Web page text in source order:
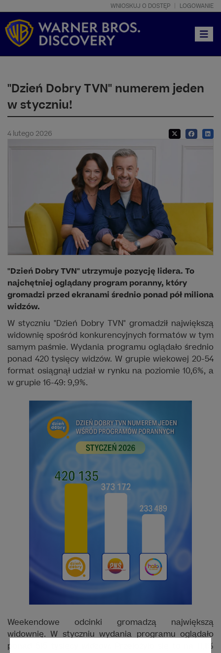
WNIOSKUJ O DOSTĘP LOGOWANIE
"Dzień Dobry TVN" numerem jeden
w styczniu!
4 lutego 2026
"Dzień Dobry TVN" utrzymuje pozycję lidera. To
najchętniej oglądany program poranny, który
gromadzi przed ekranami średnio ponad pół miliona
widzów.
W styczniu "Dzień Dobry TVN" gromadził największą
widownię spośród konkurencyjnych formatów w tym
samym paśmie. Wydania programu oglądało średnio
ponad 420 tysięcy widzów. W grupie wiekowej 20-54
format osiągnął udział w rynku na poziomie 10,6%, a
w grupie 16-49: 9,9%.
Weekendowe odcinki gromadzą największą
widownię. W styczniu wydania programu oglądało
ponad 515 tysięcy widzów. Przełożyło się to na 11,1%